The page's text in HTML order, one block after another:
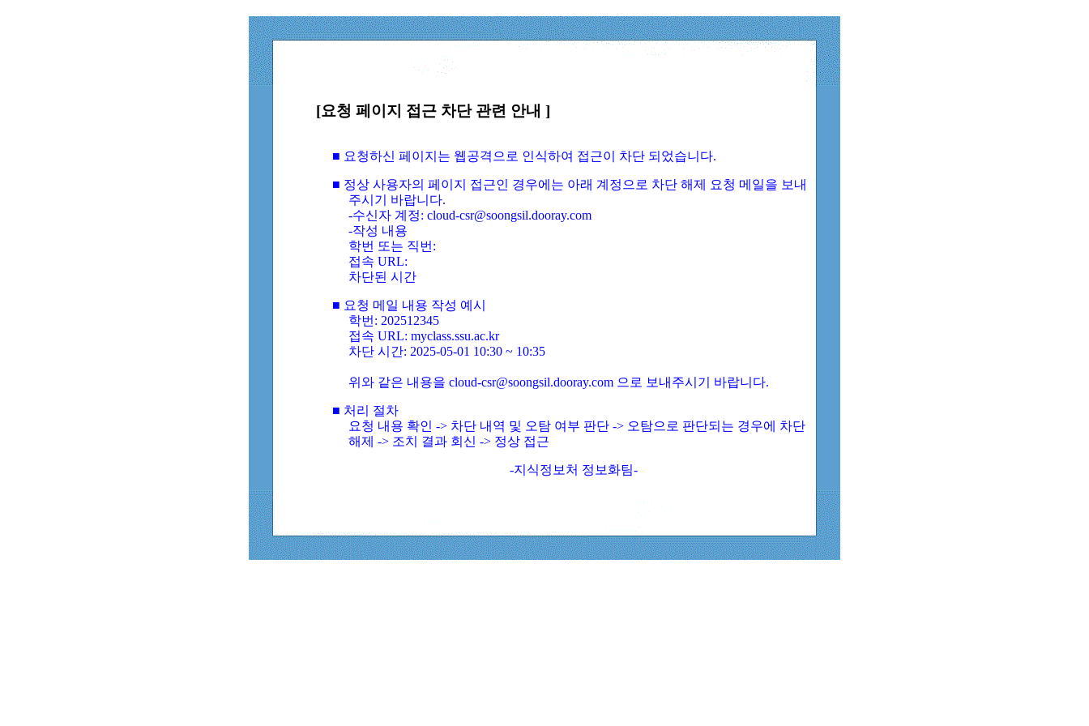
[요청 페이지 접근 차단 관련 안내 ]
■ 요청하신 페이지는 웹공격으로 인식하여 접근이 차단 되었습니다.
■ 정상 사용자의 페이지 접근인 경우에는 아래 계정으로 차단 해제 요청 메일을 보내
주시기 바랍니다.
-수신자 계정: cloud-csr@soongsil.dooray.com
-작성 내용
학번 또는 직번:
접속 URL:
차단된 시간
■ 요청 메일 내용 작성 예시
학번: 202512345
접속 URL: myclass.ssu.ac.kr
차단 시간: 2025-05-01 10:30 ~ 10:35
위와 같은 내용을 cloud-csr@soongsil.dooray.com 으로 보내주시기 바랍니다.
■ 처리 절차
요청 내용 확인 -> 차단 내역 및 오탐 여부 판단 -> 오탐으로 판단되는 경우에 차단
해제 -> 조치 결과 회신 -> 정상 접근
-지식정보처 정보화팀-